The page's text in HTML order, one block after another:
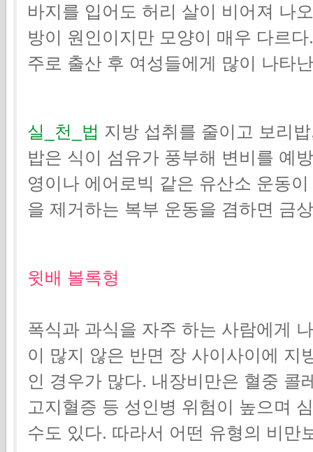
바지를 입어도 허리 살이 비어져 나
방이 원인이지만 모양이 매우 다르
주로 출산 후 여성들에게 많이 나타
실_천_법 지방 섭취를 줄이고 보리
밥은 식이 섬유가 풍부해 변비를 예
영이나 에어로빅 같은 유산소 운동
을 제거하는 복부 운동을 겸하면 금
윗배 볼록형
폭식과 과식을 자주 하는 사람에게
이 많지 않은 반면 장 사이사이에 지
인 경우가 많다. 내장비만은 혈중 콜
고지혈증 등 성인병 위험이 높으며
수도 있다. 따라서 어떤 유형의 비만